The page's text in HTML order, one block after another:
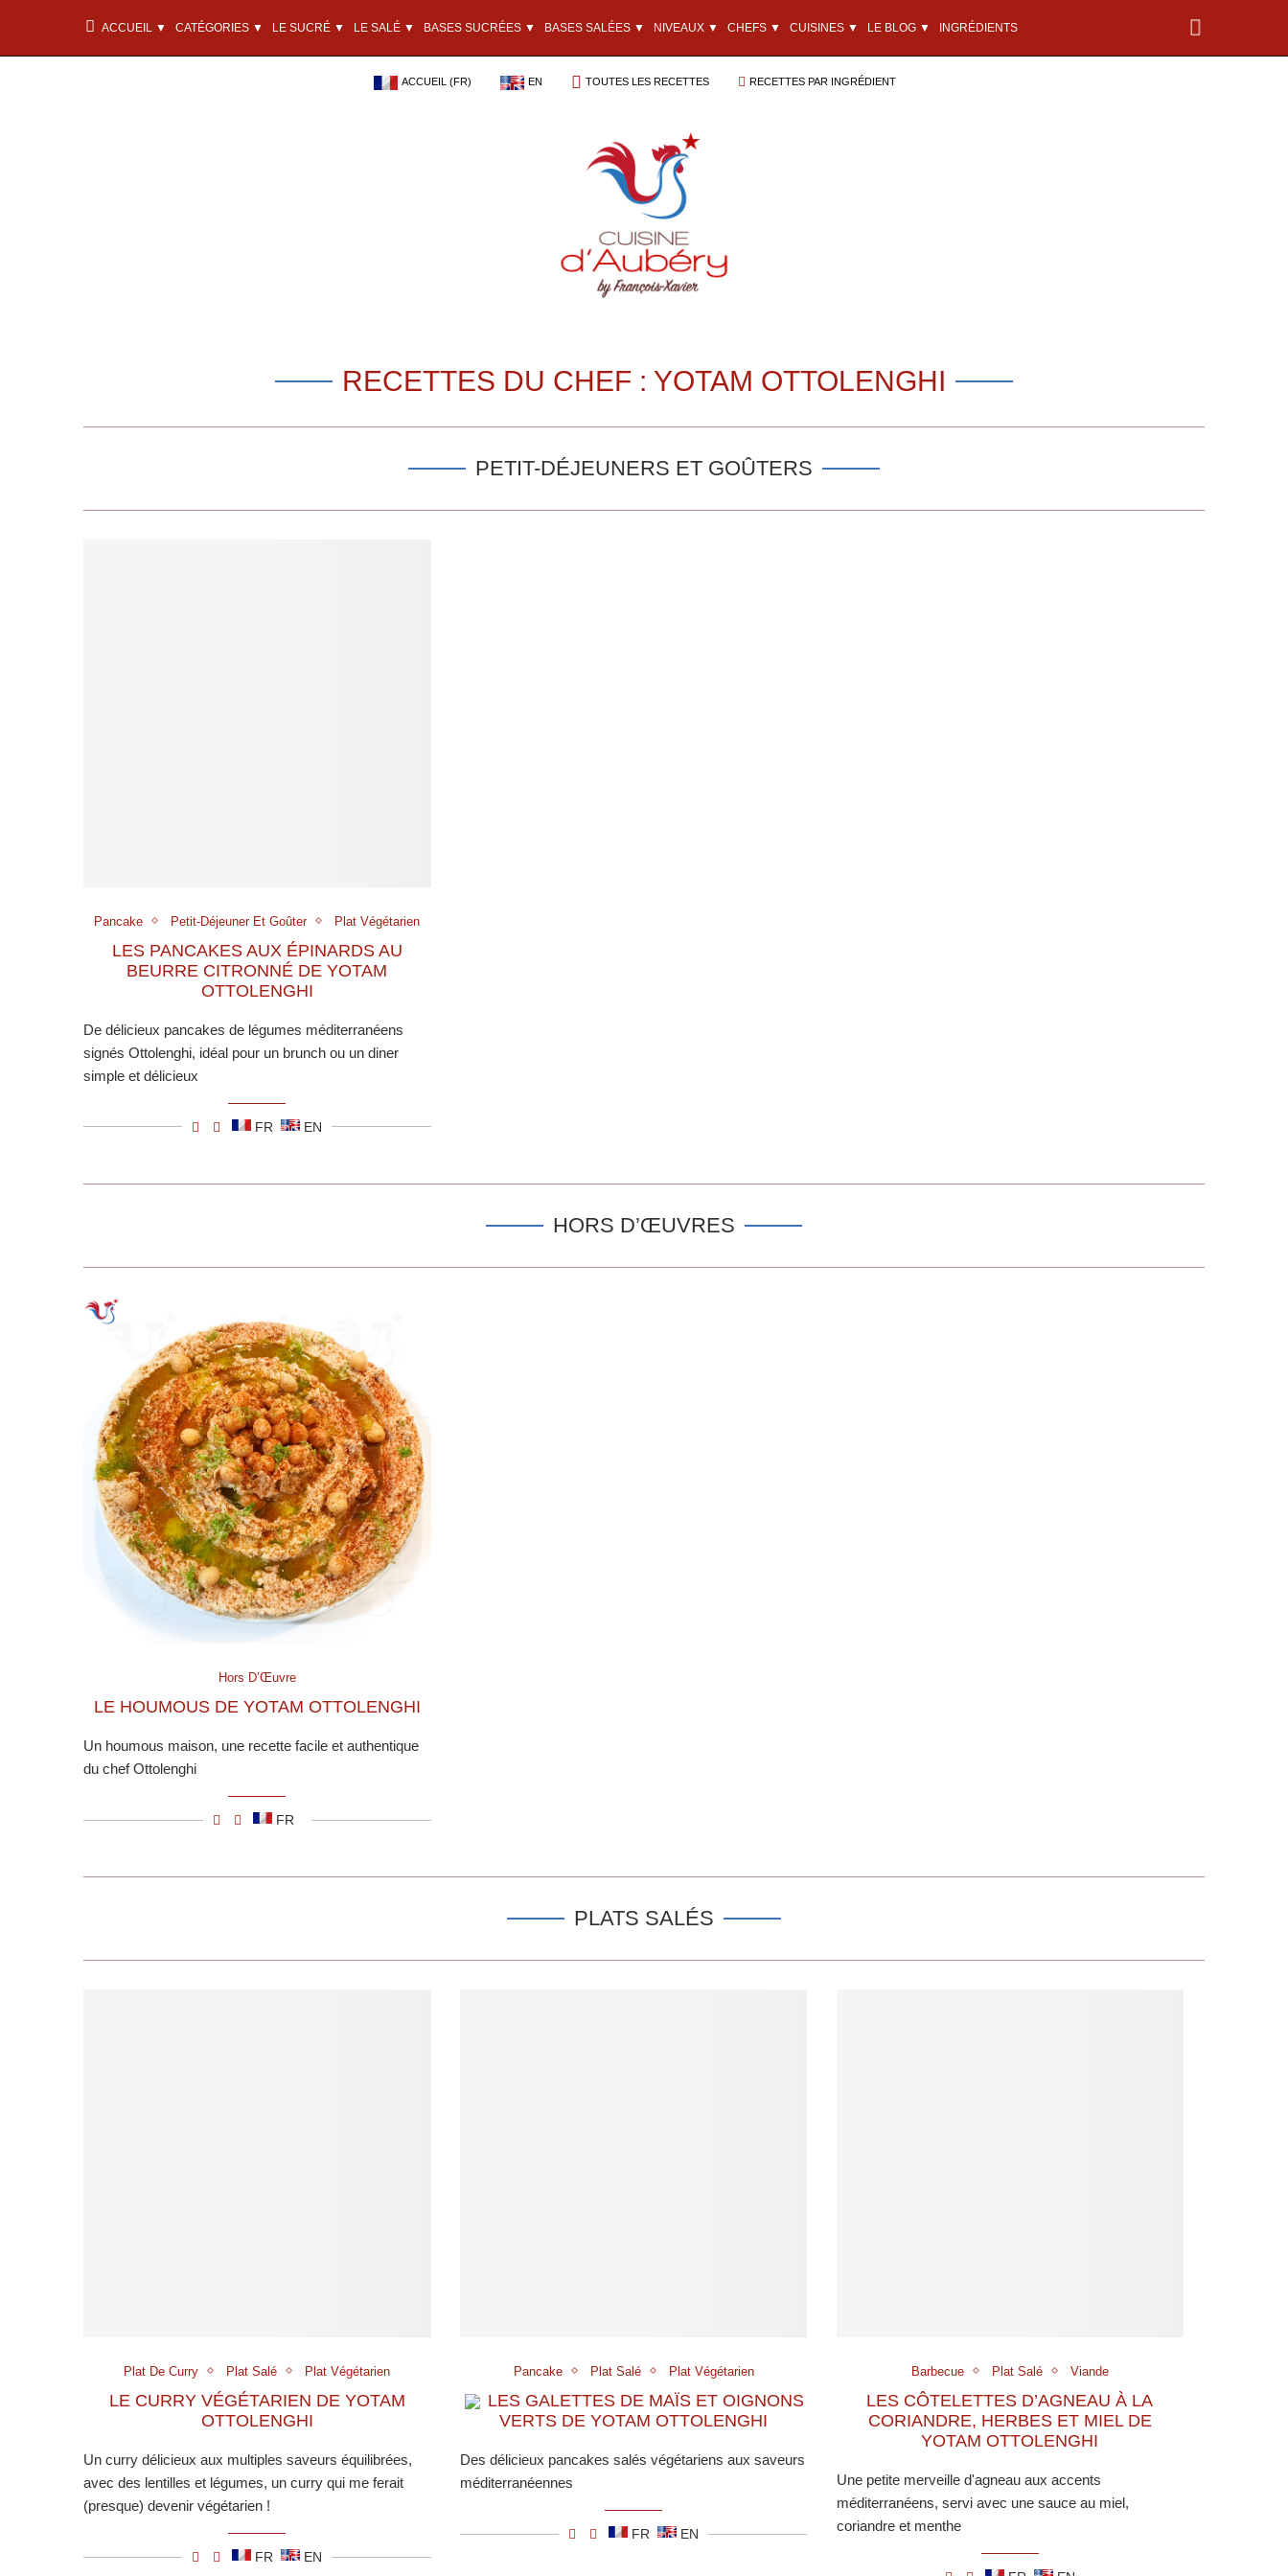
ACCUEIL ▼ CATÉGORIES ▼ LE SUCRÉ ▼ LE SALÉ ▼ BASES SUCRÉES ▼ BASES SALÉES ▼ NIVEAUX ▼ CHEFS ▼ CUISINES ▼ LE BLOG ▼ INGRÉDIENTS
ACCUEIL (FR) EN TOUTES LES RECETTES RECETTES PAR INGRÉDIENT
RECETTES DU CHEF : YOTAM OTTOLENGHI
PETIT-DÉJEUNERS ET GOÛTERS
Pancake Petit-Déjeuner Et Goûter Plat Végétarien
LES PANCAKES AUX ÉPINARDS AU
BEURRE CITRONNÉ DE YOTAM
OTTOLENGHI
De délicieux pancakes de légumes méditerranéens
signés Ottolenghi, idéal pour un brunch ou un diner
simple et délicieux
FR EN
HORS D’ŒUVRES
Hors D’Œuvre
LE HOUMOUS DE YOTAM OTTOLENGHI
Un houmous maison, une recette facile et authentique
du chef Ottolenghi
FR
PLATS SALÉS
Plat De Curry Plat Salé Plat Végétarien
LE CURRY VÉGÉTARIEN DE YOTAM
OTTOLENGHI
Un curry délicieux aux multiples saveurs équilibrées,
avec des lentilles et légumes, un curry qui me ferait
(presque) devenir végétarien !
FR EN
Pancake Plat Salé Plat Végétarien
LES GALETTES DE MAÏS ET OIGNONS
VERTS DE YOTAM OTTOLENGHI
Des délicieux pancakes salés végétariens aux saveurs
méditerranéennes
FR EN
Barbecue Plat Salé Viande
LES CÔTELETTES D’AGNEAU À LA
CORIANDRE, HERBES ET MIEL DE
YOTAM OTTOLENGHI
Une petite merveille d'agneau aux accents
méditerranéens, servi avec une sauce au miel,
coriandre et menthe